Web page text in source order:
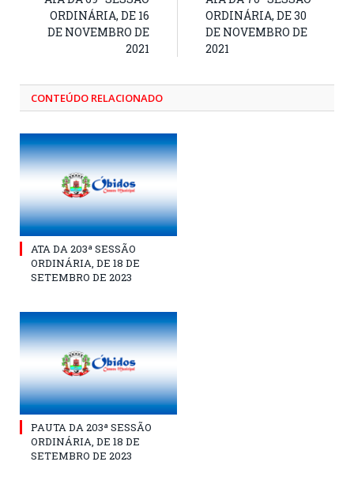
ORDINÁRIA, DE 16
DE NOVEMBRO DE
2021
ORDINÁRIA, DE 30
DE NOVEMBRO DE
2021
CONTEÚDO RELACIONADO
ATA DA 203ª SESSÃO
ORDINÁRIA, DE 18 DE
SETEMBRO DE 2023
PAUTA DA 203ª SESSÃO
ORDINÁRIA, DE 18 DE
SETEMBRO DE 2023